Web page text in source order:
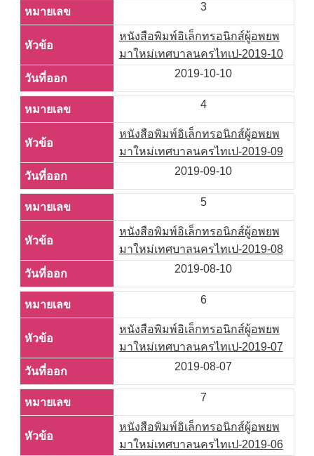
3
หนังสือพิมพ์อิเล็กทรอนิกส์ผู้อพยพ
มาใหม่เทศบาลนครไทเป-2019-10
2019-10-10
4
หนังสือพิมพ์อิเล็กทรอนิกส์ผู้อพยพ
มาใหม่เทศบาลนครไทเป-2019-09
2019-09-10
5
หนังสือพิมพ์อิเล็กทรอนิกส์ผู้อพยพ
มาใหม่เทศบาลนครไทเป-2019-08
2019-08-10
6
หนังสือพิมพ์อิเล็กทรอนิกส์ผู้อพยพ
มาใหม่เทศบาลนครไทเป-2019-07
2019-08-07
7
หนังสือพิมพ์อิเล็กทรอนิกส์ผู้อพยพ
มาใหม่เทศบาลนครไทเป-2019-06